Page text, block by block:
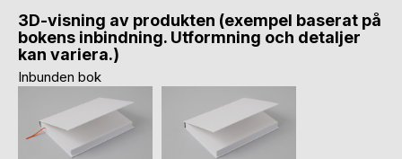
3D-visning av produkten (exempel baserat på
bokens inbindning. Utformning och detaljer
kan variera.)
Inbunden bok